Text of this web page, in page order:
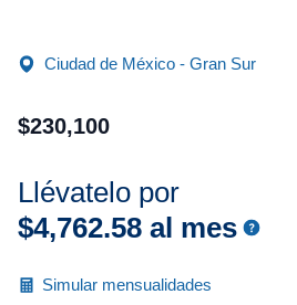
Ciudad de México - Gran Sur
$230,100
Llévatelo por
$4,762.58 al mes
Simular mensualidades